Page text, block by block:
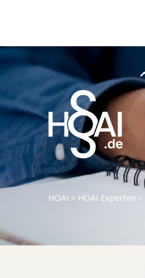
HOAI > HOAI Experten >